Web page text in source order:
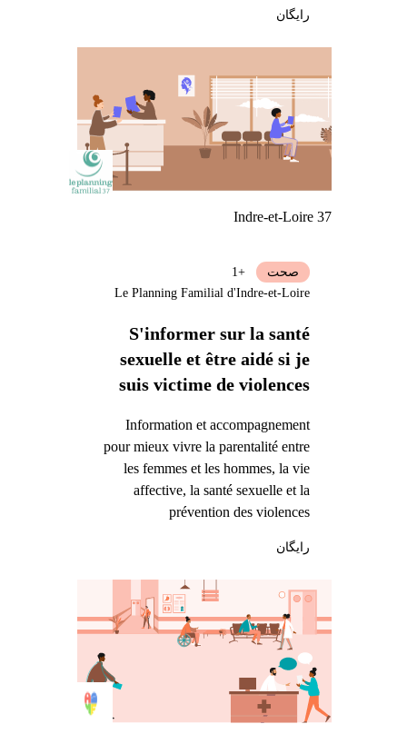
رایگان
Indre-et-Loire 37
S'informer sur la santé
sexuelle et être aidé si je
suis victime de violences
Information et accompagnement
pour mieux vivre la parentalité entre
les femmes et les hommes, la vie
affective, la santé sexuelle et la
prévention des violences
صحت
+1
Le Planning Familial d'Indre-et-Loire
رایگان